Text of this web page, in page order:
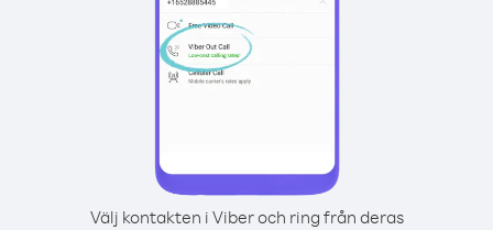
Välj kontakten i Viber och ring från deras